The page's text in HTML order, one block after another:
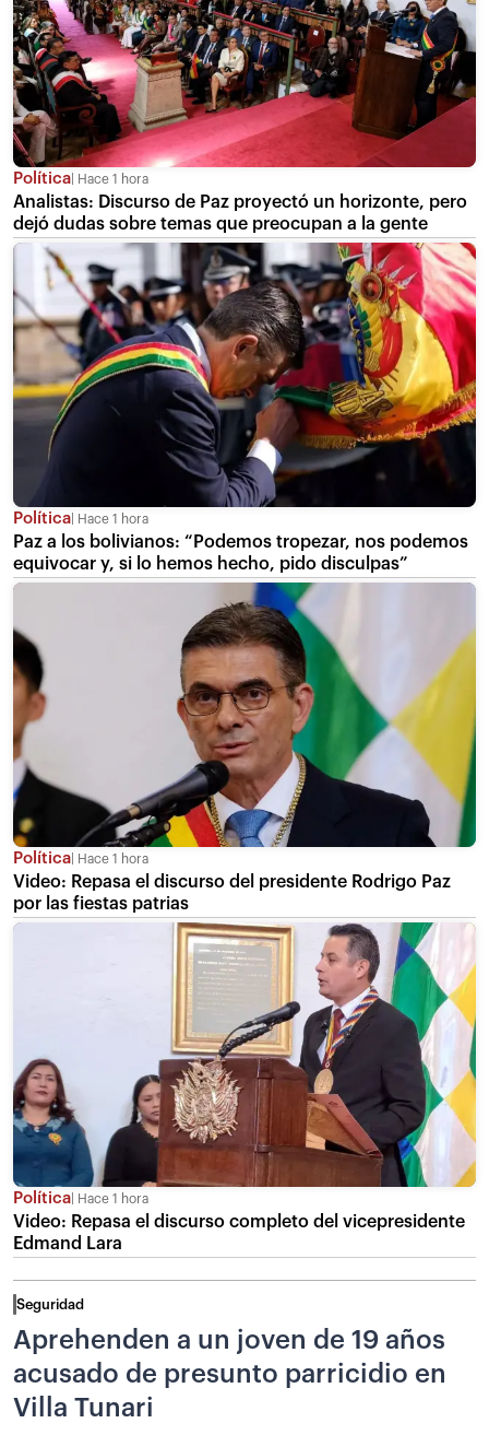
Política Hace 1 hora
Analistas: Discurso de Paz proyectó un horizonte, pero
dejó dudas sobre temas que preocupan a la gente
Política Hace 1 hora
Paz a los bolivianos: “Podemos tropezar, nos podemos
equivocar y, si lo hemos hecho, pido disculpas”
Política Hace 1 hora
Video: Repasa el discurso del presidente Rodrigo Paz
por las fiestas patrias
Política Hace 1 hora
Video: Repasa el discurso completo del vicepresidente
Edmand Lara
Seguridad
Aprehenden a un joven de 19 años
acusado de presunto parricidio en
Villa Tunari